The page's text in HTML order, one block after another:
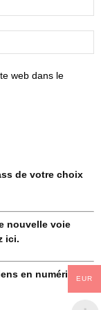
web dans le
de votre choix
nouvelle voie
ici.
en numériqueEUR